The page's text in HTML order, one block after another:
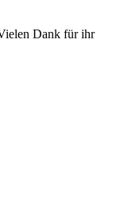
Dank für ihr